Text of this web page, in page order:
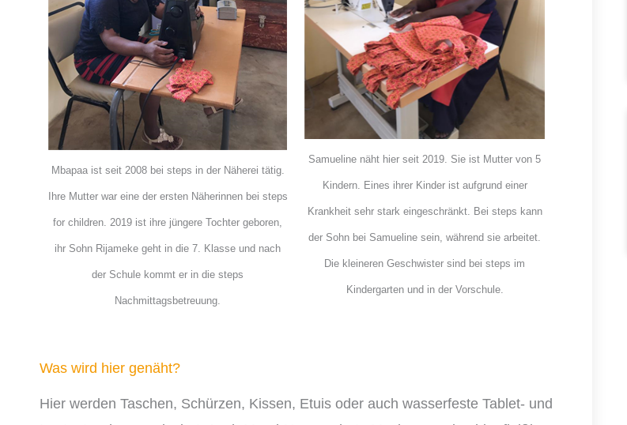
Mbapaa ist seit 2008 bei steps in der Näherei tätig.
Ihre Mutter war eine der ersten Näherinnen bei steps
for children. 2019 ist ihre jüngere Tochter geboren,
ihr Sohn Rijameke geht in die 7. Klasse und nach
der Schule kommt er in die steps
Nachmittagsbetreuung.
Samueline näht hier seit 2019. Sie ist Mutter von 5
Kindern. Eines ihrer Kinder ist aufgrund einer
Krankheit sehr stark eingeschränkt. Bei steps kann
der Sohn bei Samueline sein, während sie arbeitet.
Die kleineren Geschwister sind bei steps im
Kindergarten und in der Vorschule.
Was wird hier genäht?
Hier werden Taschen, Schürzen, Kissen, Etuis oder auch wasserfeste Tablet- und